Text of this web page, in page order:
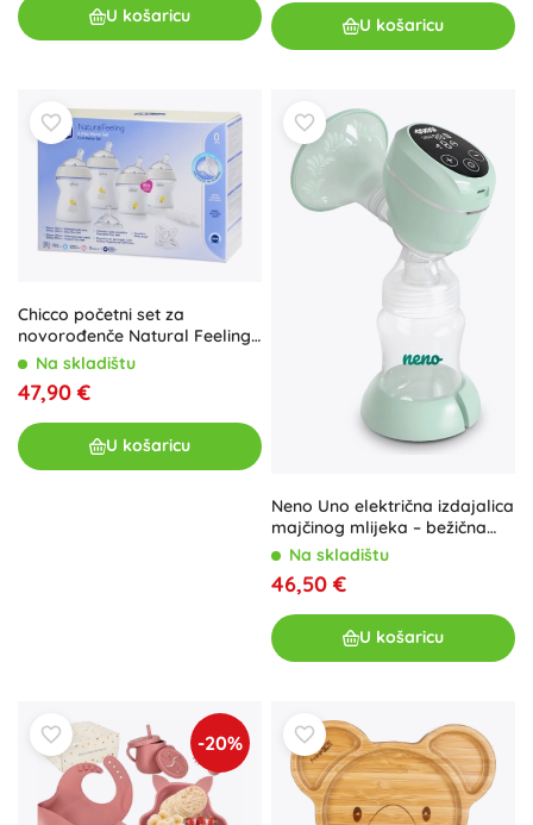
U košaricu U košaricu
Chicco početni set za
novorođenče Natural Feeling,
neutralan, 0m+
Na skladištu
47,90 €
U košaricu
Neno Uno električna izdajalica
majčinog mlijeka – bežična
dvofazna
Na skladištu
46,50 €
U košaricu
-20%